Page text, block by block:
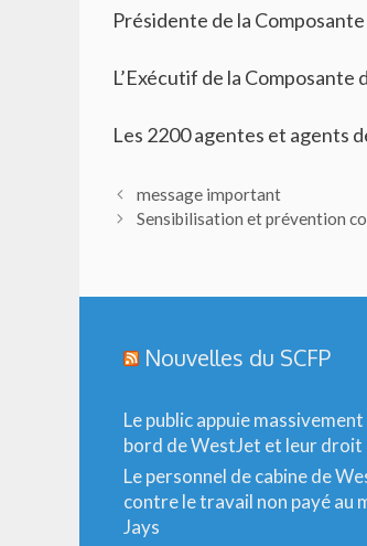
Présidente de la
L’Exécutif de la Composante
Les 2200 agentes et agents
message important
Sensibilisation et prévention
Nouvelles du SCFP
Le public appuie
bord de WestJet et leur droit
Le personnel de cabine de
contre le travail non payé au
Jays